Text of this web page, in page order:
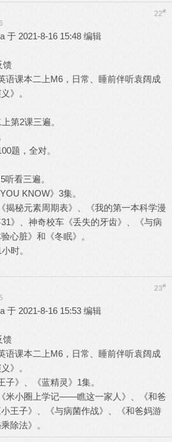
22#
于 2021-8-16 15:48 编辑
馈
语课本二上M6，日常、睡前伴听袁阔成
》。
第2课三遍。
题，全对。
看三遍。
KNOW》3集。
揭秘元素周期表》、《我的第一本科学漫
》、神奇校车《丢失的牙齿》、《与病
心脏》和《冬眠》。
时。
23#
于 2021-8-16 15:53 编辑
馈
语课本二上M6，日常、睡前伴听袁阔成
》。
子》、《蓝精灵》1集。
米小圈上学记——瞧这一家人》、《和爸
王子》、《与病菌作战》、《和爸妈游
除法》。